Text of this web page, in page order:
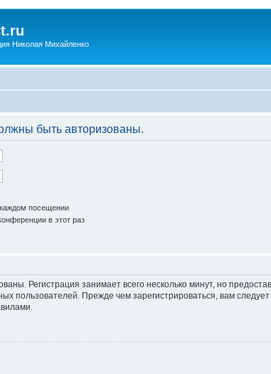
Николая Михайленко
быть авторизованы.
посещении
в этот раз
Регистрация занимает всего несколько минут, но
пользователей. Прежде чем зарегистрироваться, вам